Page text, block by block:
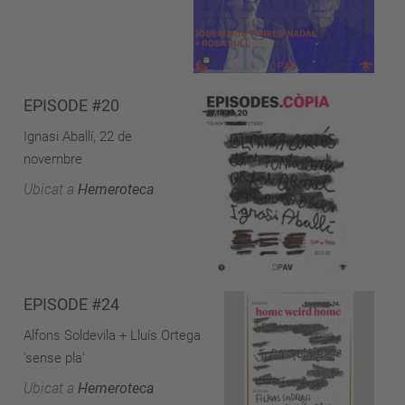
EPISODE #20
Ignasi Aballí, 22 de
novembre
Ubicat a Hemeroteca
EPISODE #24
Alfons Soldevila + Lluís Ortega
'sense pla'
Ubicat a Hemeroteca